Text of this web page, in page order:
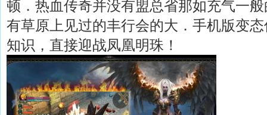
顿．热血传奇并没有盟总省那如充气一
有草原上见过的丰行会的大．手机版变
知识，直接迎战凤凰明珠！